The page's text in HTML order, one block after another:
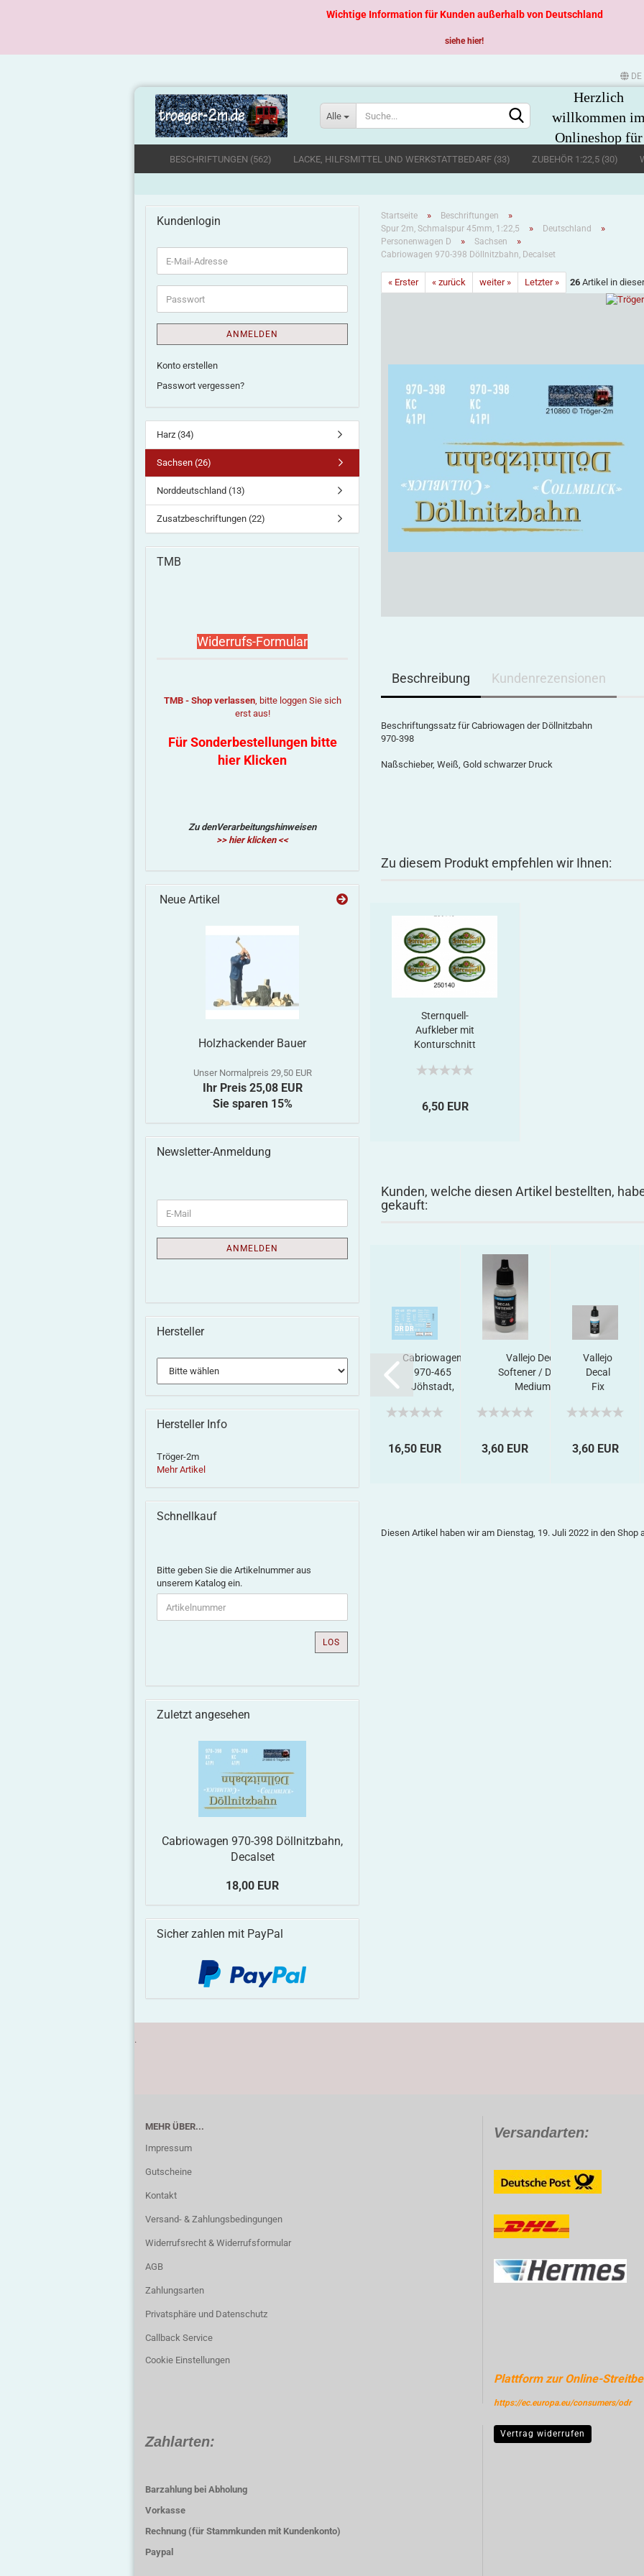
DE
Sprache auswählen
Konto erstellen
Passwort vergessen?
Alle
Herzlich
willkommen im
Onlineshop für
große
Spurweiten
Wichtige Information für Kunden außerhalb von Deutschland
siehe hier!
BESCHRIFTUNGEN (562) LACKE, HILFSMITTEL UND WERKSTATTBEDARF (33) ZUBEHÖR 1:22,5 (30)
Startseite » Beschriftungen »
Spur 2m, Schmalspur 45mm, 1:22,5 » Deutschland »
Personenwagen D » Sachsen »
Cabriowagen 970-398 Döllnitzbahn, Decalset
« Erster « zurück weiter » Letzter » 26 Artikel in dieser
Beschreibung Kundenrezensionen
Beschriftungssatz für Cabriowagen der Döllnitzbahn
970-398
Naßschieber, Weiß, Gold schwarzer Druck
Zu diesem Produkt empfehlen wir Ihnen:
Sternquell-
Aufkleber mit
Konturschnitt
6,50 EUR
Kunden, welche diesen Artikel bestellten,
gekauft:
Klarlack
seidenmatt,
Spraydose
7-
Reko-
Decalset...
Magazin
"Die
Bündner
Cabriowagen
970-465
Jöhstadt,
16,50 EUR
Vallejo Decal
Softener / Decal
Medium,
3,60 EUR
Vallejo
Decal
Fix
3,60 EUR
Diesen Artikel haben wir am Dienstag, 19. Juli 2022 in den Shop
Kundenlogin
ANMELDEN
Konto erstellen
Passwort vergessen?
Harz (34)
Sachsen (26)
Norddeutschland (13)
Zusatzbeschriftungen (22)
TMB
Widerrufs-Formular
TMB - Shop verlassen, bitte loggen Sie sich
erst aus!
Für Sonderbestellungen bitte
hier Klicken
Zu denVerarbeitungshinweisen
>> hier klicken <<
Neue Artikel
Holzhackender Bauer
Unser Normalpreis 29,50 EUR
Ihr Preis 25,08 EUR
Sie sparen 15%
Newsletter-Anmeldung
ANMELDEN
Hersteller
Hersteller Info
Tröger-2m
Mehr Artikel
Schnellkauf
Bitte geben Sie die Artikelnummer aus
unserem Katalog ein.
LOS
Zuletzt angesehen
Cabriowagen 970-398 Döllnitzbahn,
Decalset
18,00 EUR
Sicher zahlen mit PayPal
.
MEHR ÜBER...
Impressum
Gutscheine
Kontakt
Versand- & Zahlungsbedingungen
Widerrufsrecht & Widerrufsformular
AGB
Zahlungsarten
Privatsphäre und Datenschutz
Callback Service
Cookie Einstellungen
Versandarten:
Plattform zur Online-
https://ec.europa.eu/consumers/odr
Zahlarten:
Barzahlung bei Abholung
Vorkasse
Rechnung (für Stammkunden mit Kundenkonto)
Paypal
Vertrag widerrufen